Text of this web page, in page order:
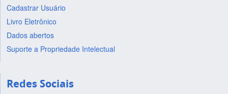
Cadastrar Usuário
Livro Eletrônico
Dados abertos
Suporte a Propriedade Intelectual
Redes Sociais